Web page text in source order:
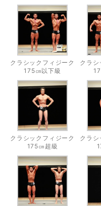
クラシックフィジーク
175㎝以下級
クラシ
クラシックフィジーク
175㎝超級
クラシ